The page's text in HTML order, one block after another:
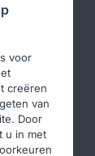
voor
creëren
van
Door
u in met